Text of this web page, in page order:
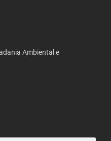
Ambiental e